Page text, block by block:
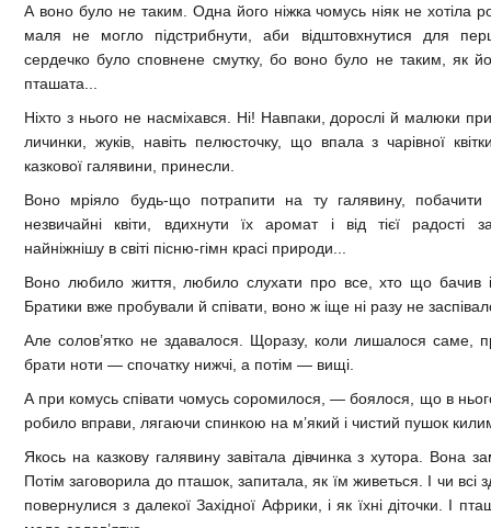
А воно було не таким. Одна його ніжка чомусь ніяк не хотіла
маля не могло підстрибнути, аби відштовхнутися для
сердечко було сповнене смутку, бо воно було не таким, як
пташата...
Ніхто з нього не насміхався. Ні! Навпаки, дорослі й малюки
личинки, жуків, навіть пелюсточку, що впала з чарівної
казкової галявини, принесли.
Воно мріяло будь-що потрапити на ту галявину,
незвичайні квіти, вдихнути їх аромат і від тієї радості
найніжнішу в світі пісню-гімн красі природи...
Воно любило життя, любило слухати про все, хто що бачив і
Братики вже пробували й співати, воно ж іще ні разу не
Але солов’ятко не здавалося. Щоразу, коли лишалося саме,
брати ноти — спочатку нижчі, а потім — вищі.
А при комусь співати чомусь соромилося, — боялося, що в
робило вправи, лягаючи спинкою на м’який і чистий пушок
Якось на казкову галявину завітала дівчинка з хутора. Вона
Потім заговорила до пташок, запитала, як їм живеться. І чи всі
повернулися з далекої Західної Африки, і як їхні діточки. І